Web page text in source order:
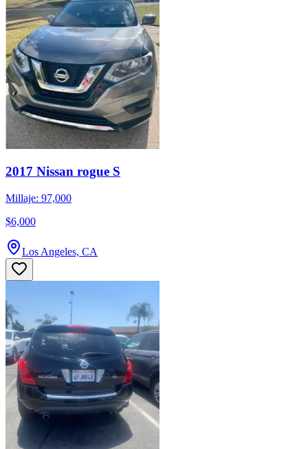
2017 Nissan rogue S
Millaje: 97,000
$6,000
Los Angeles, CA